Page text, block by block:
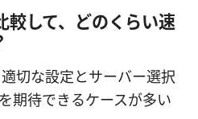
較して、どのくらい速
切な設定とサーバー選択
期待できるケースが多い